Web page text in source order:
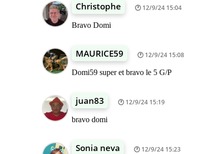
Christophe 12/9/24 15:04
Bravo Domi
MAURICE59 12/9/24 15:08
Domi59 super et bravo le 5 G/P
juan83 12/9/24 15:19
bravo domi
Sonia neva 12/9/24 15:23